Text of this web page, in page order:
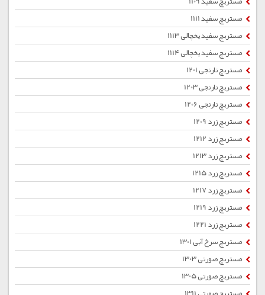
مستربچ سفید 1111
مستربچ سفید یخچالی 1113
مستربچ سفید یخچالی 1114
مستربچ نارنجی 1201
مستربچ نارنجی 1203
مستربچ نارنجی 1206
مستربچ زرد 1209
مستربچ زرد 1212
مستربچ زرد 1213
مستربچ زرد 1215
مستربچ زرد 1217
مستربچ زرد 1219
مستربچ زرد 1221
مستربچ سرخ آبی 1301
مستربچ صورتی 1303
مستربچ صورتی 1305